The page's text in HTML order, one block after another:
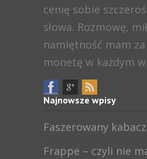
cenię sobie
słowa. Rozmowę,
namiętność mam
monetę w każdym
Najnowsze wpisy
Faszerowany
Frappe – czyli nie